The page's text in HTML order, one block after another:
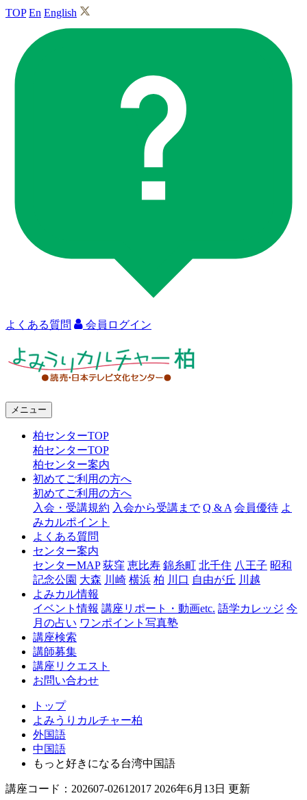
TOP En English
よくある質問 会員ログイン
ャ
メニュー
柏センターTOP
柏センターTOP
柏センター案内
初めてご利用の方へ
初めてご利用の方へ
入会・受講規約 入会から受講まで Q & A 会員優待 よ
みカルポイント
よくある質問
センター案内
センターMAP 荻窪 恵比寿 錦糸町 北千住 八王子 昭和
記念公園 大森 川崎 横浜 柏 川口 自由が丘 川越
よみカル情報
イベント情報 講座リポート・動画etc. 語学カレッジ 今
月の占い ワンポイント写真塾
講座検索
講師募集
講座リクエスト
お問い合わせ
トップ
よみうりカルチャー柏
外国語
中国語
もっと好きになる台湾中国語
講座コード：202607-02612017 2026年6月13日 更新